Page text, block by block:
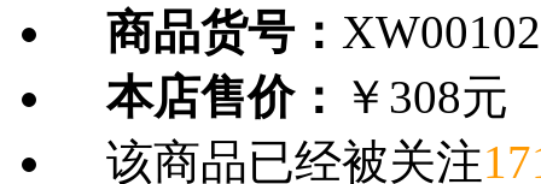
商品货号：
本店售价： ￥308元
该商品已经被关注